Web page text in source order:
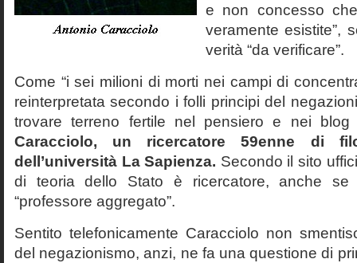
e non concesso
veramente esistite”,
verità “da verificare”.
Come “i sei milioni di morti nei campi di
reinterpretata secondo i folli principi del
trovare terreno fertile nel pensiero e nei
Caracciolo, un ricercatore 59enne di
dell’università La Sapienza. Secondo il sito
di teoria dello Stato è ricercatore, anche
“professore aggregato”.
Sentito telefonicamente Caracciolo non
del negazionismo, anzi, ne fa una questione di